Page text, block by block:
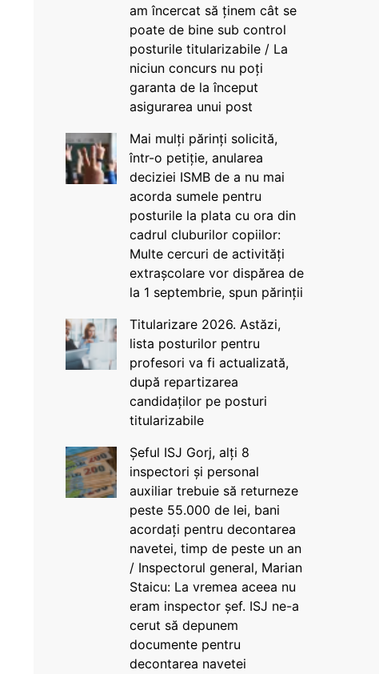
am încercat să ținem cât se
poate de bine sub control
posturile titularizabile / La
niciun concurs nu poți
garanta de la început
asigurarea unui post
Mai mulți părinți solicită,
într-o petiție, anularea
deciziei ISMB de a nu mai
acorda sumele pentru
posturile la plata cu ora din
cadrul cluburilor copiilor:
Multe cercuri de activități
extrașcolare vor dispărea de
la 1 septembrie, spun părinții
Titularizare 2026. Astăzi,
lista posturilor pentru
profesori va fi actualizată,
după repartizarea
candidaților pe posturi
titularizabile
Șeful ISJ Gorj, alți 8
inspectori și personal
auxiliar trebuie să returneze
peste 55.000 de lei, bani
acordați pentru decontarea
navetei, timp de peste un an
/ Inspectorul general, Marian
Staicu: La vremea aceea nu
eram inspector șef. ISJ ne-a
cerut să depunem
documente pentru
decontarea navetei